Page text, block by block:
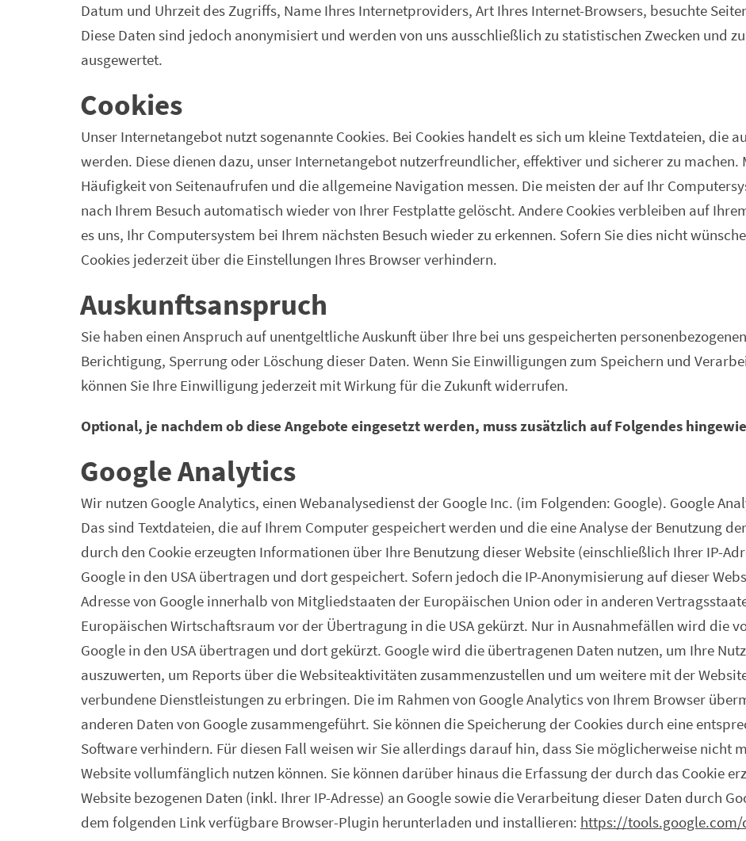
Datum und Uhrzeit des Zugriffs, Name Ihres Internetproviders, Art Ihres Internet-Browsers, besuchte
Diese Daten sind jedoch anonymisiert und werden von uns ausschließlich zu statistischen Zwecken und
ausgewertet.
Cookies
Unser Internetangebot nutzt sogenannte Cookies. Bei Cookies handelt es sich um kleine Textdateien, die
werden. Diese dienen dazu, unser Internetangebot nutzerfreundlicher, effektiver und sicherer zu
Häufigkeit von Seitenaufrufen und die allgemeine Navigation messen. Die meisten der auf Ihr
nach Ihrem Besuch automatisch wieder von Ihrer Festplatte gelöscht. Andere Cookies verbleiben auf
es uns, Ihr Computersystem bei Ihrem nächsten Besuch wieder zu erkennen. Sofern Sie dies nicht
Cookies jederzeit über die Einstellungen Ihres Browser verhindern.
Auskunftsanspruch
Sie haben einen Anspruch auf unentgeltliche Auskunft über Ihre bei uns gespeicherten
Berichtigung, Sperrung oder Löschung dieser Daten. Wenn Sie Einwilligungen zum Speichern und
können Sie Ihre Einwilligung jederzeit mit Wirkung für die Zukunft widerrufen.
Optional, je nachdem ob diese Angebote eingesetzt werden, muss zusätzlich auf Folgendes
Google Analytics
Wir nutzen Google Analytics, einen Webanalysedienst der Google Inc. (im Folgenden: Google). Google
Das sind Textdateien, die auf Ihrem Computer gespeichert werden und die eine Analyse der Benutzung
durch den Cookie erzeugten Informationen über Ihre Benutzung dieser Website (einschließlich Ihrer IP-
Google in den USA übertragen und dort gespeichert. Sofern jedoch die IP-Anonymisierung auf dieser
Adresse von Google innerhalb von Mitgliedstaaten der Europäischen Union oder in anderen
Europäischen Wirtschaftsraum vor der Übertragung in die USA gekürzt. Nur in Ausnahmefällen wird die
Google in den USA übertragen und dort gekürzt. Google wird die übertragenen Daten nutzen, um Ihre
auszuwerten, um Reports über die Websiteaktivitäten zusammenzustellen und um weitere mit der
verbundene Dienstleistungen zu erbringen. Die im Rahmen von Google Analytics von Ihrem Browser
anderen Daten von Google zusammengeführt. Sie können die Speicherung der Cookies durch eine
Software verhindern. Für diesen Fall weisen wir Sie allerdings darauf hin, dass Sie möglicherweise nicht
Website vollumfänglich nutzen können. Sie können darüber hinaus die Erfassung der durch das Cookie
Website bezogenen Daten (inkl. Ihrer IP-Adresse) an Google sowie die Verarbeitung dieser Daten durch
dem folgenden Link verfügbare Browser-Plugin herunterladen und installieren: https://